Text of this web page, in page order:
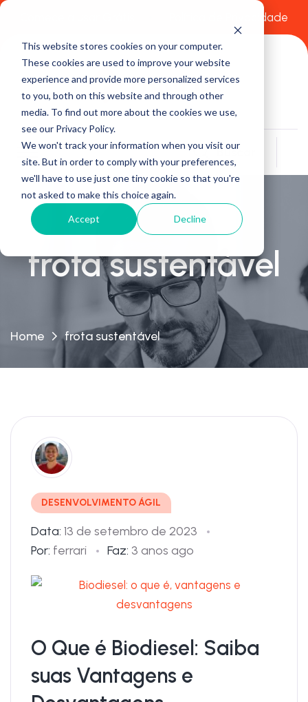
This website stores cookies on your computer.
These cookies are used to improve your website
experience and provide more personalized services
to you, both on this website and through other
media. To find out more about the cookies we use,
see our Privacy Policy.
We won't track your information when you visit our
site. But in order to comply with your preferences,
we'll have to use just one tiny cookie so that you're
not asked to make this choice again.
Accept Decline
Política de Privacidade
Buscar
frota sustentável
Home frota sustentável
DESENVOLVIMENTO ÁGIL
Data: 13 de setembro de 2023
Por: ferrari Faz: 3 anos ago
O Que é Biodiesel: Saiba
suas Vantagens e